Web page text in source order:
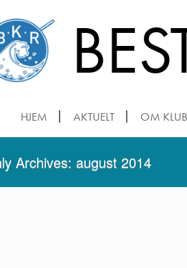
HJEM AKTUELT OM
Archives: august 2014